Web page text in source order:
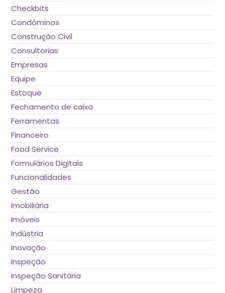
Checkbits
Condôminos
Construção Civil
Consultorias
Empresas
Equipe
Estoque
Fechamento de caixa
Ferramentas
Financeiro
Food Service
Formulários Digitais
Funcionalidades
Gestão
Imobiliária
Imóveis
Indústria
Inovação
Inspeção
Inspeção Sanitária
Limpeza